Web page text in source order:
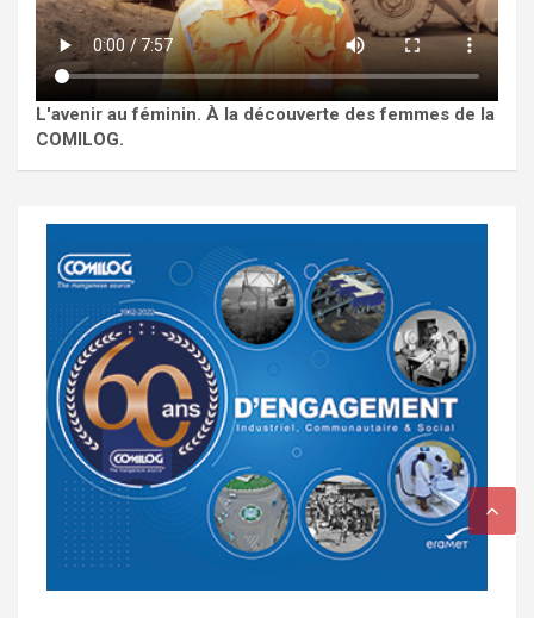
L'avenir au féminin. À la découverte des femmes de la
COMILOG.